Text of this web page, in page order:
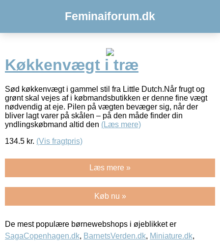
Feminaiforum.dk
Køkkenvægt i træ
Sød køkkenvægt i gammel stil fra Little Dutch.Når frugt og
grønt skal vejes af i købmandsbutikken er denne fine vægt
nødvendig at eje. Pilen på vægten bevæger sig, når der
bliver lagt varer på skålen – på den måde finder din
yndlingskøbmand altid den (Læs mere)
134.5 kr. (Vis fragtpris)
Læs mere »
Køb nu »
De mest populære børnewebshops i øjeblikket er
SagaCopenhagen.dk, BarnetsVerden.dk, Miniature.dk,